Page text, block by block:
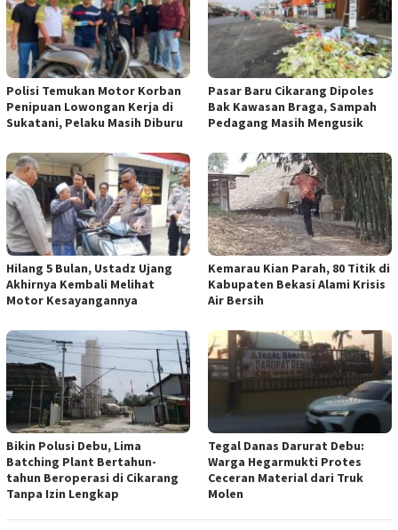
Polisi Temukan Motor Korban
Penipuan Lowongan Kerja di
Sukatani, Pelaku Masih Diburu
Pasar Baru Cikarang Dipoles
Bak Kawasan Braga, Sampah
Pedagang Masih Mengusik
Hilang 5 Bulan, Ustadz Ujang
Akhirnya Kembali Melihat
Motor Kesayangannya
Kemarau Kian Parah, 80 Titik di
Kabupaten Bekasi Alami Krisis
Air Bersih
Bikin Polusi Debu, Lima
Batching Plant Bertahun-
tahun Beroperasi di Cikarang
Tanpa Izin Lengkap
Tegal Danas Darurat Debu:
Warga Hegarmukti Protes
Ceceran Material dari Truk
Molen